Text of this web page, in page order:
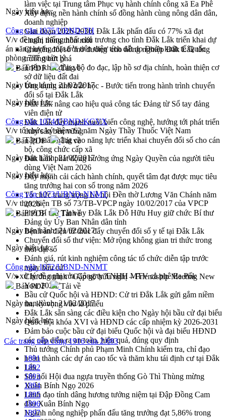
làm việc tại Trung tâm Phục vụ hành chính công xã Ea Phê
Xây dựng nền hành chính số đồng hành cùng nông dân dân,
doanh nghiệp
Giai đoạn 2026-2030, Đắk Lắk phấn đấu có 77% xã đạt
chuẩn nông thôn mới
Chuyển đổi số 'mở đường' cho nông nghiệp Đắk Lắk tăng
trưởng bứt phá
Triển khai đồng bộ đo đạc, lập hồ sơ địa chính, hoàn thiện cơ
sở dữ liệu đất đai
Ứng dụng sinh trắc học - Bước tiến trong hành trình chuyển
đổi số tại Đắk Lắk
Đắk Lắk nâng cao hiệu quả công tác Đảng từ Sổ tay đảng
viên điện tử
Đắk Lắk đẩy mạnh nuôi biển công nghệ, hướng tới phát triển
thủy sản bền vững
Tập huấn nâng cao năng lực triển khai chuyển đổi số cho cán
bộ, công chức cấp xã
Đắk Lắk phát động hưởng ứng Ngày Quyền của người tiêu
dùng Việt Nam 2026
Đẩy mạnh cải cách hành chính, quyết tâm đạt được mục tiêu
tăng trưởng hai con số trong năm 2026
Tổ chức trang trọng Lễ hội Đền thờ Lương Văn Chánh năm
2026
Phó Bí thư Tỉnh ủy Đắk Lắk Đỗ Hữu Huy giữ chức Bí thư
Đảng ủy Ủy Ban Nhân dân tỉnh
Bệnh án điện tử thúc đẩy chuyển đổi số y tế tại Đắk Lắk
Chuyển đổi số thư viện: Mở rộng không gian tri thức trong
thời đại số
Đánh giá, rút kinh nghiệm công tác tổ chức diễn tập trước
ngày bầu cử
Chương trình “Gặp gỡ hữu nghị – Friendship Meeting New
Year 2026”
Bầu cử Quốc hội và HĐND: Cử tri Đắk Lắk gửi gắm niềm
tin, kỳ vọng vào lá phiếu
Đắk Lắk sẵn sàng các điều kiện cho Ngày hội bầu cử đại biểu
Quốc hội khóa XVI và HĐND các cấp nhiệm kỳ 2026-2031
Đảm bảo cuộc bầu cử đại biểu Quốc hội và đại biểu HĐND
các cấp diễn ra an toàn, hiệu quả, đúng quy định
Thủ tướng Chính phủ Phạm Minh Chính kiểm tra, chỉ đạo
hoàn thành các dự án cao tốc và thăm khu tái định cư tại Đắk
Lắk
Sôi nổi Hội đua ngựa truyền thống Gò Thì Thùng mừng
Xuân Bính Ngọ 2026
Lãnh đạo tỉnh dâng hương tưởng niệm tại Đập Đồng Cam
đầu Xuân Bính Ngọ
Ngành nông nghiệp phấn đấu tăng trưởng đạt 5,86% trong
Ngày hiệu lực:
Công văn 1075/UBND-TH
V/v đề nghị thống nhất chủ trương cho tỉnh Đắk Lắk triển khai dự
án năng lượng mặt trời trên diện tích đất do Đoàn kinh tế Quốc
phòng 737 quản lý
Bản PDF
Tải về
Ngày ban hành: 21/02/2017
Ngày hiệu lực:
Công văn 1074/UBND-KGVX
V/v tổ chức kỷ niệm 62 năm Ngày Thầy Thuốc Việt Nam
Bản PDF
Tải về
Ngày ban hành:21/02/2017
Ngày hiệu lực:
Công văn 1073/UBND-NNMT
V/v thực hiện TB số 73/TB-VPCP ngày 10/02/2017 của VPCP
Bản PDF
Tải về
Ngày ban hành:21/02/2017
Ngày hiệu lực:
Công văn 1072/UBND-NNMT
V/x xử lý đề nghị của Công ty TNHH MTV cà phê Ea Pốk
Bản PDF
Tải về
Ngày ban hành:21/02/2017
Ngày hiệu lực:
Các trang trên cổng 1916 của 2.683
1891
1892
1893
1894
1895
1896
1897